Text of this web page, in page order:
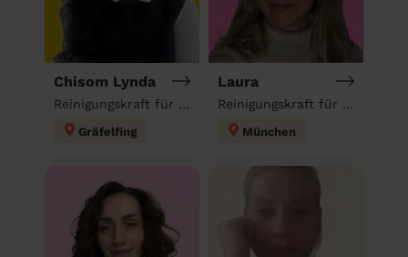
Chisom Lynda
Reinigungskraft für deinen Haushalt
Gräfelfing
Laura
Reinigungskraft für deinen Haushalt
München